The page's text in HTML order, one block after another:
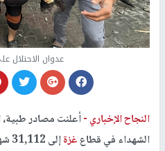
عدوان الاحتلال
النجاح الإخباري -أعلنت مصادر طبية،
الشهداء في قطاعغزة